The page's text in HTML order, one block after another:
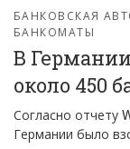
БАНКОВСКАЯ
БАНКОМАТЫ
В
около 450
Согласно отчету
Германии было